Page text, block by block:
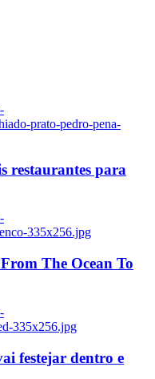
prato-pedro-pena-
restaurantes para
335x256.jpg
The Ocean To
335x256.jpg
festejar dentro e